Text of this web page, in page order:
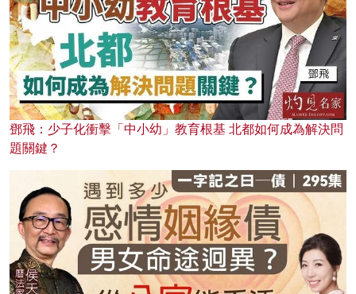
鄧飛：少子化衝擊「中小幼」教育根基 北都如何成為解決問
題關鍵？